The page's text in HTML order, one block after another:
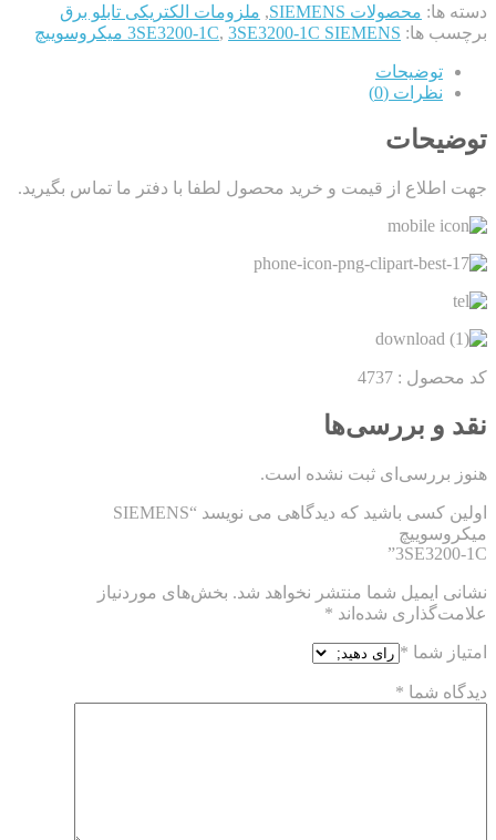
دسته ها: محصولات SIEMENS , ملزومات الکتریکی تابلو برق
برچسب ها:
3SE3200-1C, 3SE3200-1C SIEMENS میکروسوییچ
توضیحات
نظرات (0)
توضیحات
جهت اطلاع از قیمت و خرید محصول لطفا با دفتر ما تماس بگیرید.
کد محصول : 4737
نقد و بررسی‌ها
هنوز بررسی‌ای ثبت نشده است.
اولین کسی باشید که دیدگاهی می نویسد “SIEMENS
میکروسوییچ
3SE3200-1C”
نشانی ایمیل شما منتشر نخواهد شد. بخش‌های موردنیاز
علامت‌گذاری شده‌اند *
امتیاز شما *
دیدگاه شما *